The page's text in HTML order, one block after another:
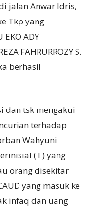
jalan Anwar Idris,
Tkp yang
ADY
FAHRURROZY S.
berhasil
dan tsk mengakui
terhadap
Wahyuni
( I ) yang
orang disekitar
yang masuk ke
infaq dan uang